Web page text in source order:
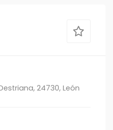
24730, León